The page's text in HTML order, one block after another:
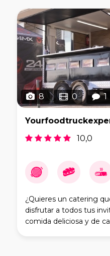
8 0 1
10,0
¿Quieres un catering
disfrutar a todos tus
comida deliciosa y de